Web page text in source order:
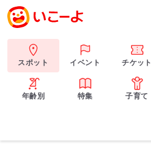
スポット イベント チケット
年齢別 特集 子育て